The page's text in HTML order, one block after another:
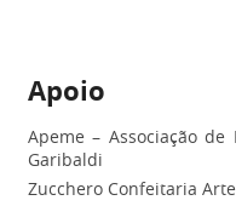
Apoio
Apeme – Associação
Garibaldi
Zucchero Confeitaria